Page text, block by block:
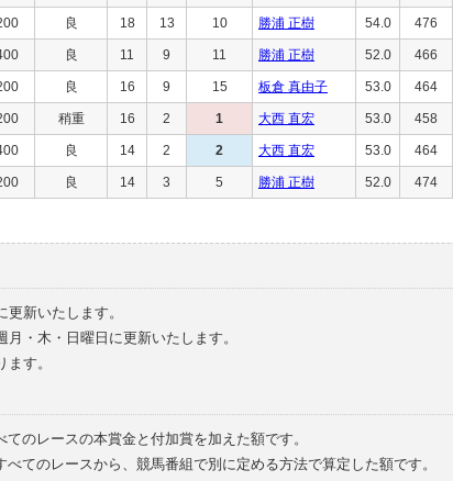
良 18 13 10 勝浦 正樹 54.0 476
良 11 9 11 勝浦 正樹 52.0 466
良 16 9 15 板倉 真由子 53.0 464
稍重 16 2 1 大西 直宏 53.0 458
良 14 2 2 大西 直宏 53.0 464
良 14 3 5 勝浦 正樹 52.0 474
新いたします。
・木・日曜日に更新いたします。
す。
のレースの本賞金と付加賞を加えた額です。
てのレースから、競馬番組で別に定める方法で算定した額です。